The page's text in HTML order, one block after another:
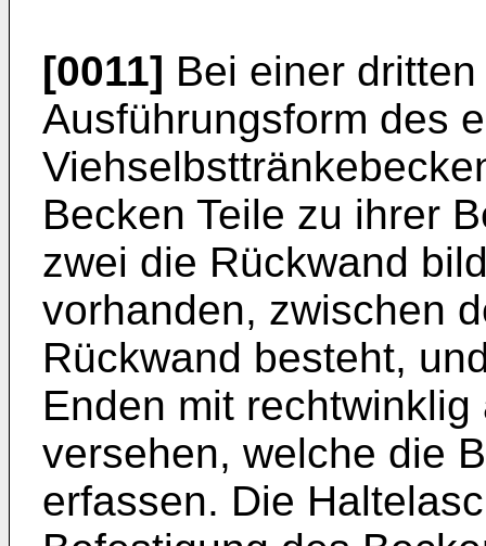
[0011] Bei einer
Ausführungsform des
Becken Teile zu ihrer
zwei die Rückwand
vorhanden, zwischen
Rückwand besteht,
Enden mit
versehen, welche die
erfassen. Die